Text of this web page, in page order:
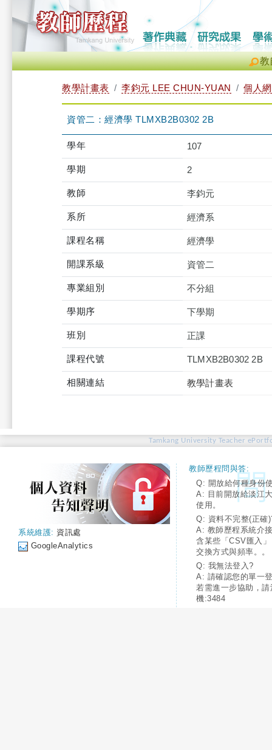
教
教學計畫表 李鈞元 LEE CHUN-YUAN 個人
資管二：經濟學 TLMXB2B0302 2B
學年 107
學期 2
教師 李鈞元
系所 經濟系
課程名稱 經濟學
開課系級 資管二
專業組別 不分組
學期序 下學期
班別 正課
課程代號 TLMXB2B0302 2B
相關連結 教學計畫表
Tamkang University Teacher
系統維護: 資訊處
GoogleAnalytics
教師歷程問與答:
Q: 開放給何種身份
A: 目前開放給淡江
使用。
Q: 資料不完整(正確
A: 教師歷程系統介
含某些「CSV匯入
交換方式與頻率。。
Q: 我無法登入?
A: 請確認您的單一
若需進一步協助，
機:3484